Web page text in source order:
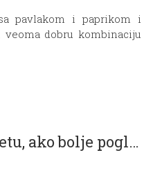
pavlakom i paprikom i
veoma dobru kombinaciju
Pare rastu na drvetu, ako bolje pogledaš